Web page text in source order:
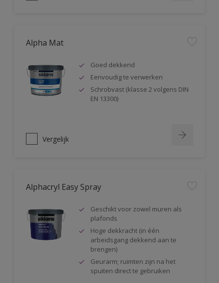
Alpha Mat
Goed dekkend
Eenvoudig te verwerken
Schrobvast (klasse 2 volgens DIN
EN 13300)
Vergelijk
Alphacryl Easy Spray
Geschikt voor zowel muren als
plafonds
Hoge dekkracht (in één
arbeidsgang dekkend aan te
brengen)
Geurarm; ruimten zijn na het
spuiten direct te gebruiken